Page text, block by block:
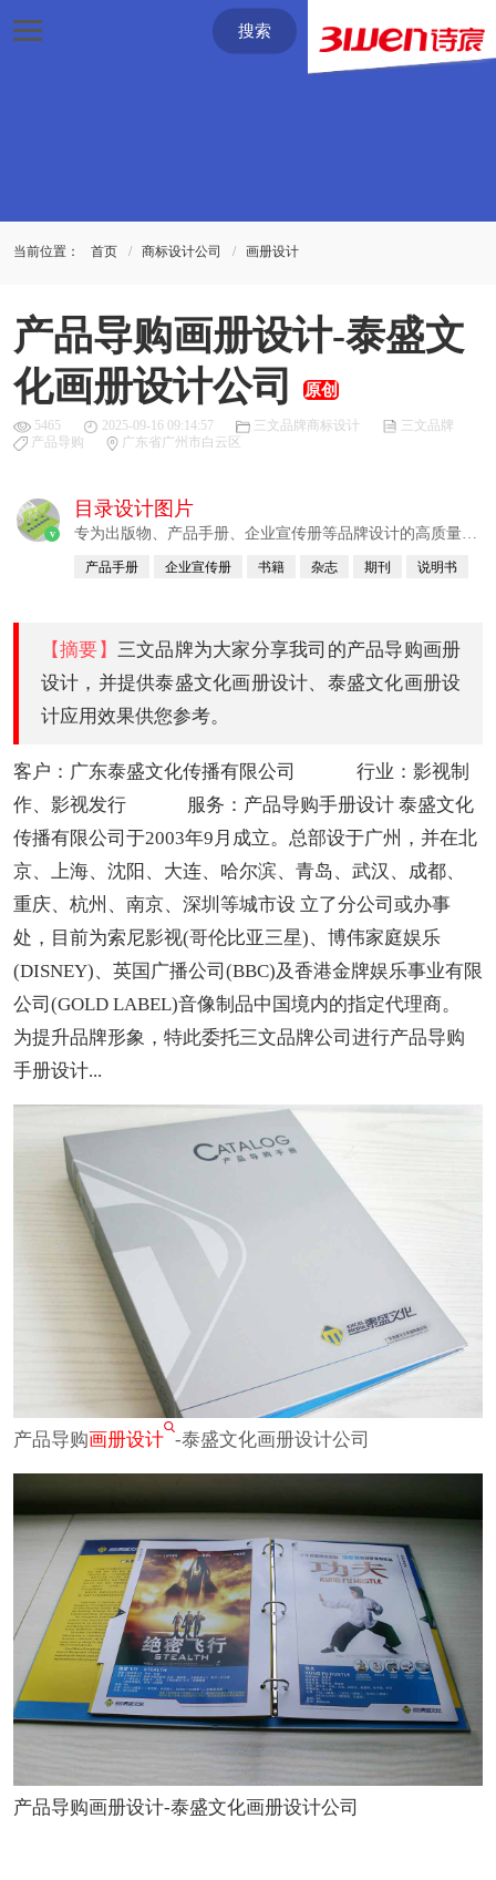
搜索
当前位置： 首页 商标设计公司 画册设计
产品导购画册设计-泰盛文
化画册设计公司
原创
5465 2025-09-16 09:14:57 三文品牌商标设计
三文品牌
产品导购
广东省广州市白云区
v
目录设计图片
专为出版物、产品手册、企业宣传册等品牌设计的高质量画
产品手册 企业宣传册 书籍 杂志 期刊 说明书
【摘要】 三文品牌为大家分享我司的产品导购画册
设计，并提供泰盛文化画册设计、泰盛文化画册设
计应用效果供您参考。
客户：广东泰盛文化传播有限公司 行业：影视制
作、影视发行 服务：产品导购手册设计 泰盛文化
传播有限公司于2003年9月成立。总部设于广州，并在北
京、上海、沈阳、大连、哈尔滨、青岛、武汉、成都、
重庆、杭州、南京、深圳等城市设 立了分公司或办事
处，目前为索尼影视(哥伦比亚三星)、博伟家庭娱乐
(DISNEY)、英国广播公司(BBC)及香港金牌娱乐事业有限
公司(GOLD LABEL)音像制品中国境内的指定代理商。
为提升品牌形象，特此委托三文品牌公司进行产品导购
手册设计...
产品导购画册设计 -泰盛文化画册设计公司
产品导购画册设计-泰盛文化画册设计公司